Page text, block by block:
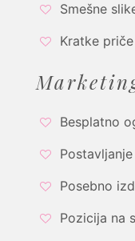
Smešne
Kratke priče
Besplatno
Posebno
Pozicija na